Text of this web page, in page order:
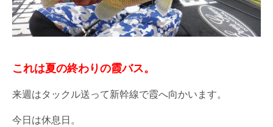
これは夏の終わりの霞バス。
来週はタックル送って新幹線で霞へ向かいます。
今日は休息日。